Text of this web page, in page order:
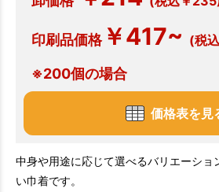
印刷品価格￥417~ (税
※200個の場合
価格表を見
中身や用途に応じて選べるバリエーショ
い巾着です。